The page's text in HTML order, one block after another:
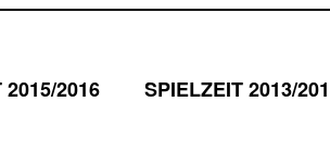
2016 SPIELZEIT 2013/